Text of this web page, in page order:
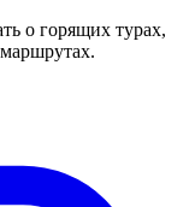
о горящих турах,